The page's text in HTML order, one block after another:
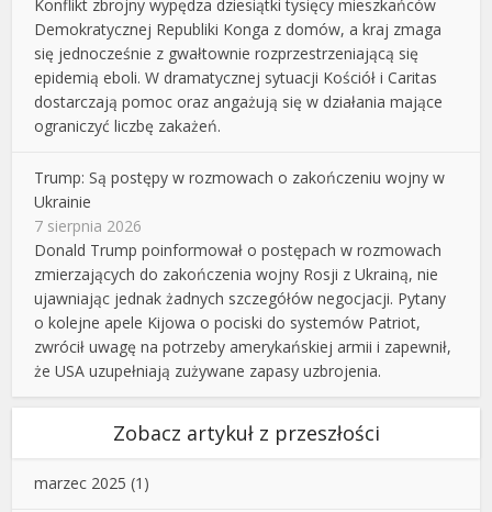
Konflikt zbrojny wypędza dziesiątki tysięcy mieszkańców
Demokratycznej Republiki Konga z domów, a kraj zmaga
się jednocześnie z gwałtownie rozprzestrzeniającą się
epidemią eboli. W dramatycznej sytuacji Kościół i Caritas
dostarczają pomoc oraz angażują się w działania mające
ograniczyć liczbę zakażeń.
Trump: Są postępy w rozmowach o zakończeniu wojny w
Ukrainie
7 sierpnia 2026
Donald Trump poinformował o postępach w rozmowach
zmierzających do zakończenia wojny Rosji z Ukrainą, nie
ujawniając jednak żadnych szczegółów negocjacji. Pytany
o kolejne apele Kijowa o pociski do systemów Patriot,
zwrócił uwagę na potrzeby amerykańskiej armii i zapewnił,
że USA uzupełniają zużywane zapasy uzbrojenia.
Zobacz artykuł z przeszłości
marzec 2025 (1)